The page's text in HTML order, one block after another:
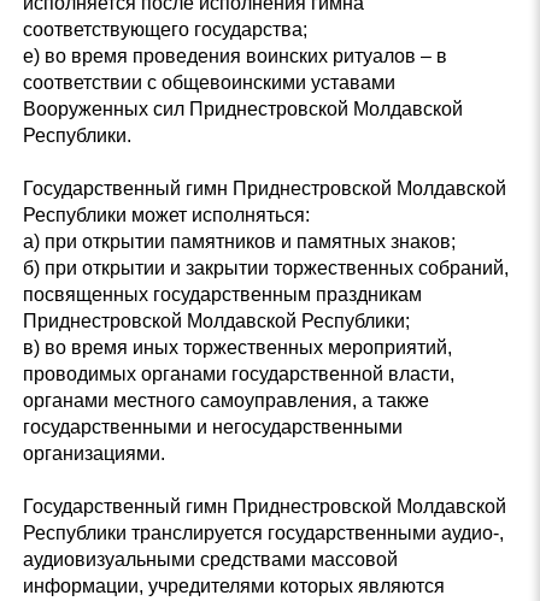
соответствующего государства;
е) во время проведения воинских ритуалов – в
соответствии с общевоинскими уставами
Вооруженных сил Приднестровской Молдавской
Республики.
Государственный гимн Приднестровской Молдавской
Республики может исполняться:
а) при открытии памятников и памятных знаков;
б) при открытии и закрытии торжественных собраний,
посвященных государственным праздникам
Приднестровской Молдавской Республики;
в) во время иных торжественных мероприятий,
проводимых органами государственной власти,
органами местного самоуправления, а также
государственными и негосударственными
организациями.
Государственный гимн Приднестровской Молдавской
Республики транслируется государственными аудио-,
аудиовизуальными средствами массовой
информации, учредителями которых являются